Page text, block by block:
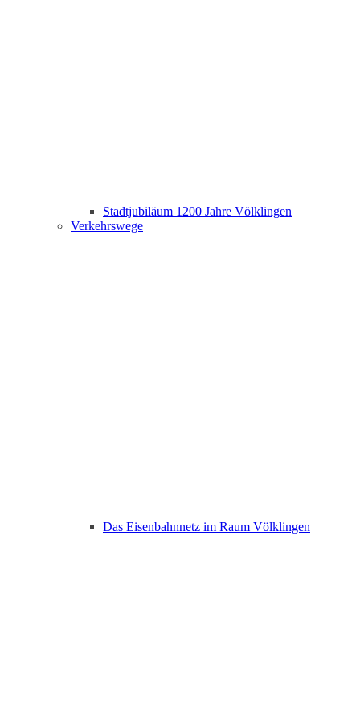
Stadtjubiläum 1200 Jahre Völklingen
Verkehrswege
Das Eisenbahnnetz im Raum Völklingen